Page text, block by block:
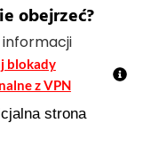
obejrzeć?
informacji
blokady
z VPN
strona